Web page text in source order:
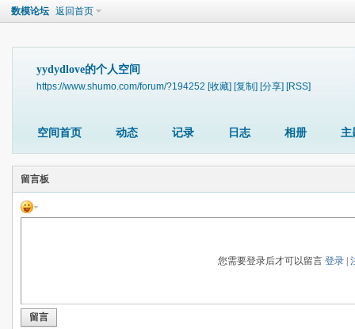
数模论坛 返回首页
yydydlove的个人空间
https://www.shumo.com/forum/?194252 [收藏] [复制] [分享] [RSS]
空间首页 动态 记录 日志 相册 主
留言板
您需要登录后才可以留言登录 |
留言